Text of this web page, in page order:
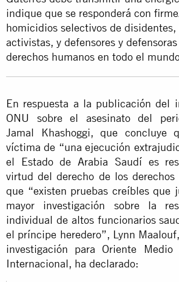
indique que se responderá con
homicidios selectivos de disidentes,
activistas, y defensores y
derechos humanos en todo el
En respuesta a la publicación del
ONU sobre el asesinato del
Jamal Khashoggi, que concluye
víctima de “una ejecución
el Estado de Arabia Saudí es
virtud del derecho de los derechos
que “existen pruebas creíbles que
mayor investigación sobre la
individual de altos funcionarios
el príncipe heredero”, Lynn
investigación para Oriente
Internacional, ha declarado: